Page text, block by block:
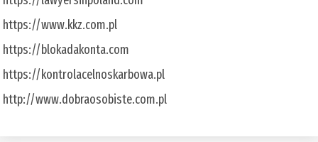
https://www.kkz.com.pl
https://blokadakonta.com
https://kontrolacelnoskarbowa.pl
http://www.dobraosobiste.com.pl